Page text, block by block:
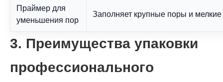
Праймер для
уменьшения пор
Заполняет крупные поры и
3. Преимущества упаковки
профессионального